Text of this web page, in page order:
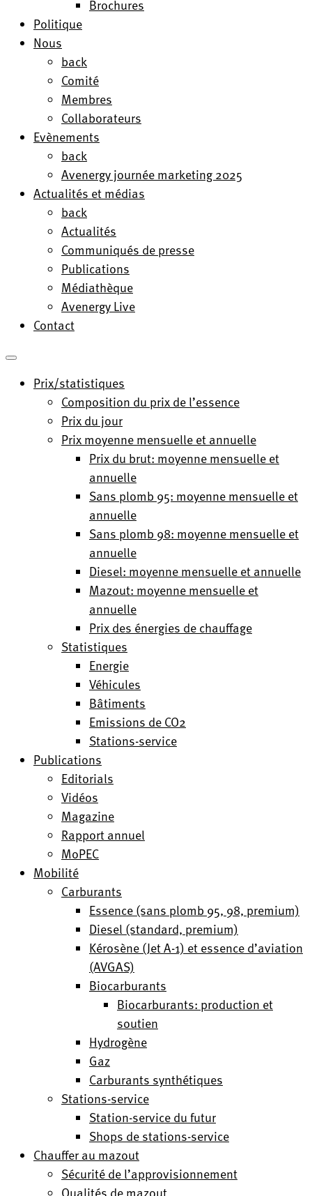
Brochures
Politique
Nous
back
Comité
Membres
Collaborateurs
Evènements
back
Avenergy journée marketing 2025
Actualités et médias
back
Actualités
Communiqués de presse
Publications
Médiathèque
Avenergy Live
Contact
Prix/statistiques
Composition du prix de l’essence
Prix du jour
Prix moyenne mensuelle et annuelle
Prix du brut: moyenne mensuelle et
annuelle
Sans plomb 95: moyenne mensuelle et
annuelle
Sans plomb 98: moyenne mensuelle et
annuelle
Diesel: moyenne mensuelle et annuelle
Mazout: moyenne mensuelle et
annuelle
Prix des énergies de chauffage
Statistiques
Energie
Véhicules
Bâtiments
Emissions de CO2
Stations-service
Publications
Editorials
Vidéos
Magazine
Rapport annuel
MoPEC
Mobilité
Carburants
Essence (sans plomb 95, 98, premium)
Diesel (standard, premium)
Kérosène (Jet A-1) et essence d’aviation
(AVGAS)
Biocarburants
Biocarburants: production et
soutien
Hydrogène
Gaz
Carburants synthétiques
Stations-service
Station-service du futur
Shops de stations-service
Chauffer au mazout
Sécurité de l’approvisionnement
Qualités de mazout